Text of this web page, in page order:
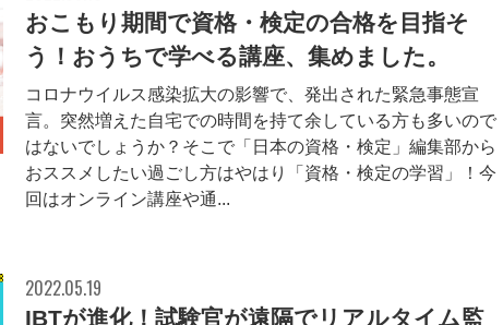
おこもり期間で資格・検定の合格を目指そ
う！おうちで学べる講座、集めました。
コロナウイルス感染拡大の影響で、発出された緊急事態宣
言。突然増えた自宅での時間を持て余している方も多いので
はないでしょうか？そこで「日本の資格・検定」編集部から
おススメしたい過ごし方はやはり「資格・検定の学習」！今
回はオンライン講座や通...
2022.05.19
IBTが進化！試験官が遠隔でリアルタイム監